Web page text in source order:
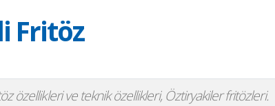
Fritöz
özellikleri ve teknik özellikleri, Öztiryakiler fritözleri.